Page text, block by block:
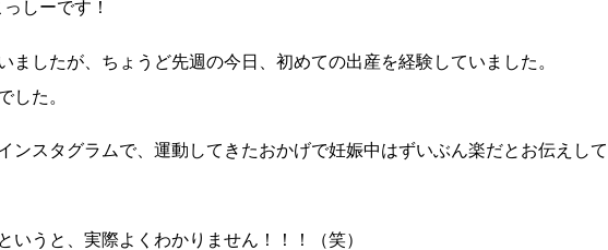
しーです！
ましたが、ちょうど先週の今日、初めての出産を経験していました。
した。
ンスタグラムで、運動してきたおかげで妊娠中はずいぶん楽だとお伝えし
いうと、実際よくわかりません！！！（笑）